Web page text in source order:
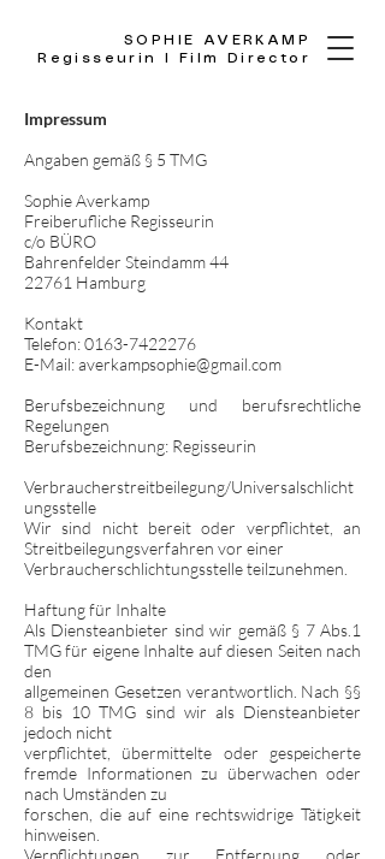
SOPHIE AVERKAMP
Regisseurin I Film Director
Impressum
Angaben gemäß § 5 TMG
Sophie Averkamp
Freiberufliche Regisseurin
c/o BÜRO
Bahrenfelder Steindamm 44
22761 Hamburg
Kontakt
Telefon: 0163-7422276
E-Mail: averkampsophie@gmail.com
Berufsbezeichnung und berufsrechtliche
Regelungen
Berufsbezeichnung: Regisseurin
Verbraucherstreitbeilegung/Universalschlicht
ungsstelle
Wir sind nicht bereit oder verpflichtet, an
Streitbeilegungsverfahren vor einer
Verbraucherschlichtungsstelle teilzunehmen.
Haftung für Inhalte
Als Diensteanbieter sind wir gemäß § 7 Abs.1
TMG für eigene Inhalte auf diesen Seiten nach
den
allgemeinen Gesetzen verantwortlich. Nach §§
8 bis 10 TMG sind wir als Diensteanbieter
jedoch nicht
verpflichtet, übermittelte oder gespeicherte
fremde Informationen zu überwachen oder
nach Umständen zu
forschen, die auf eine rechtswidrige Tätigkeit
hinweisen.
Verpflichtungen zur Entfernung oder